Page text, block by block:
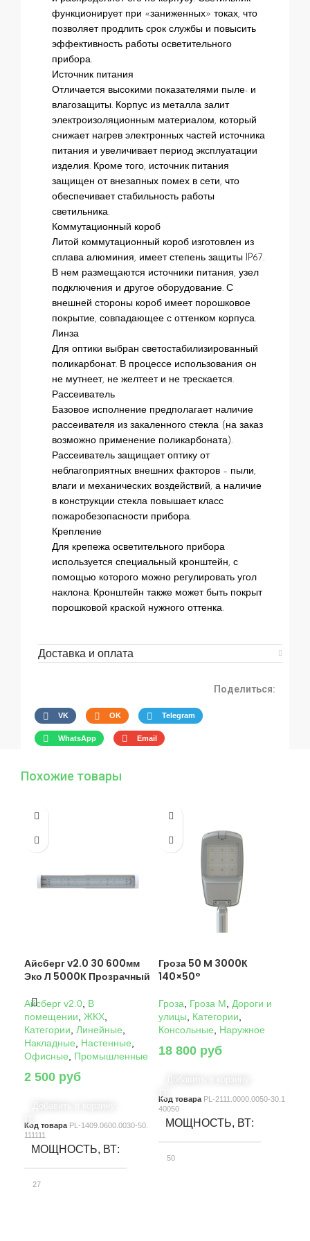
функционирует при «заниженных» токах, что
позволяет продлить срок службы и повысить
эффективность работы осветительного
прибора.
Источник питания
Отличается высокими показателями пыле- и
влагозащиты. Корпус из металла залит
электроизоляционным материалом, который
снижает нагрев электронных частей источника
питания и увеличивает период эксплуатации
изделия. Кроме того, источник питания
защищен от внезапных помех в сети, что
обеспечивает стабильность работы
светильника.
Коммутационный короб
Литой коммутационный короб изготовлен из
сплава алюминия, имеет степень защиты IP67.
В нем размещаются источники питания, узел
подключения и другое оборудование. С
внешней стороны короб имеет порошковое
покрытие, совпадающее с оттенком корпуса.
Линза
Для оптики выбран светостабилизированный
поликарбонат. В процессе использования он
не мутнеет, не желтеет и не трескается.
Рассеиватель
Базовое исполнение предполагает наличие
рассеивателя из закаленного стекла (на заказ
возможно применение поликарбоната).
Рассеиватель защищает оптику от
неблагоприятных внешних факторов – пыли,
влаги и механических воздействий, а наличие
в конструкции стекла повышает класс
пожаробезопасности прибора.
Крепление
Для крепежа осветительного прибора
используется специальный кронштейн, с
помощью которого можно регулировать угол
наклона. Кронштейн также может быть покрыт
порошковой краской нужного оттенка.
Доставка и оплата
Поделиться:
VK OK Telegram
WhatsApp Email
Похожие товары
Айсберг v2.0 30 600мм
Эко Л 5000К Прозрачный
Айсберг v2.0, В
помещении, ЖКХ,
Категории, Линейные,
Накладные, Настенные,
Офисные, Промышленные
2 500 руб
Код товара PL-1409.0600.0030-50.
111111
МОЩНОСТЬ, ВТ
27
Гроза 50 M 3000К
140×50°
Гроза, Гроза M, Дороги и
улицы, Категории,
Консольные, Наружное
18 800 руб
Код товара PL-2111.0000.0050-30.1
40050
МОЩНОСТЬ, ВТ
50